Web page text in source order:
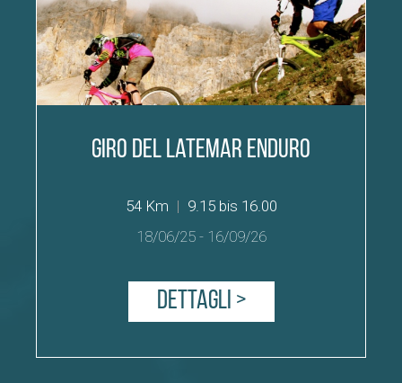
Giro del Latemar Enduro
54 Km | 9.15 bis 16.00
18/06/25- 16/09/26
Dettagli >